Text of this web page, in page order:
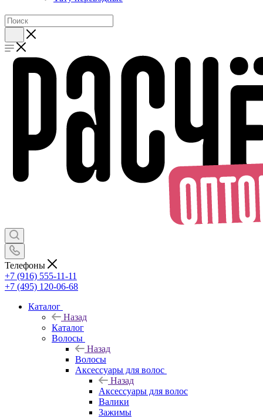
Телефоны
+7 (916) 555-11-11
+7 (495) 120-06-68
Каталог
Назад
Каталог
Волосы
Назад
Волосы
Аксессуары для волос
Назад
Аксессуары для волос
Валики
Зажимы